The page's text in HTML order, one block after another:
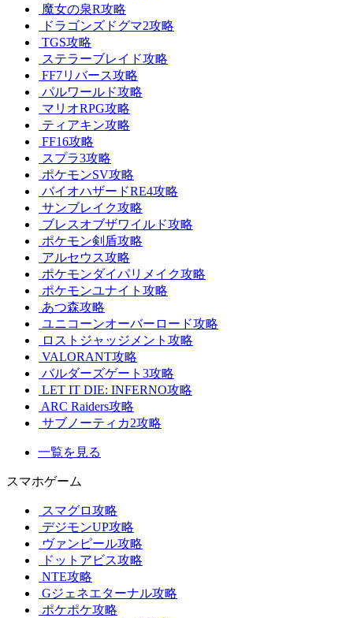
魔女の泉R攻略
ドラゴンズドグマ2攻略
TGS攻略
ステラーブレイド攻略
FF7リバース攻略
パルワールド攻略
マリオRPG攻略
ティアキン攻略
FF16攻略
スプラ3攻略
ポケモンSV攻略
バイオハザードRE4攻略
サンブレイク攻略
ブレスオブザワイルド攻略
ポケモン剣盾攻略
アルセウス攻略
ポケモンダイパリメイク攻略
ポケモンユナイト攻略
あつ森攻略
ユニコーンオーバーロード攻略
ロストジャッジメント攻略
VALORANT攻略
バルダーズゲート3攻略
LET IT DIE: INFERNO攻略
ARC Raiders攻略
サブノーティカ2攻略
一覧を見る
スマホゲーム
スマグロ攻略
デジモンUP攻略
ヴァンピール攻略
ドットアビス攻略
NTE攻略
Gジェネエターナル攻略
ポケポケ攻略